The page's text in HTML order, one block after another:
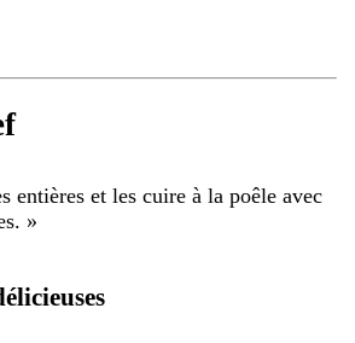
entières et les cuire à la poêle avec
»